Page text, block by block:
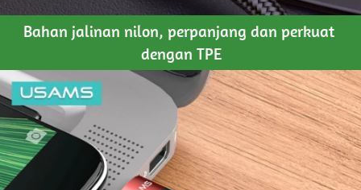
Bahan jalinan nilon, perpanjang dan perkuat
dengan TPE